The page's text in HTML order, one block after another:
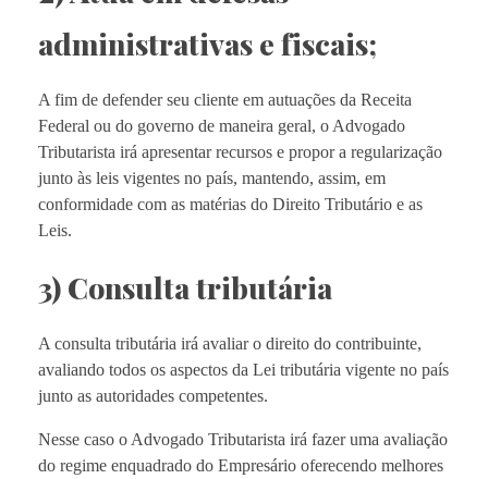
administrativas e fiscais;
A fim de defender seu cliente em autuações da Receita
Federal ou do governo de maneira geral, o Advogado
Tributarista irá apresentar recursos e propor a regularização
junto às leis vigentes no país, mantendo, assim, em
conformidade com as matérias do Direito Tributário e as
Leis.
3) Consulta tributária
A consulta tributária irá avaliar o direito do contribuinte,
avaliando todos os aspectos da Lei tributária vigente no país
junto as autoridades competentes.
Nesse caso o Advogado Tributarista irá fazer uma avaliação
do regime enquadrado do Empresário oferecendo melhores